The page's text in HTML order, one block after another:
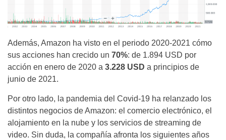
Además, Amazon ha visto en el periodo 2020-2021 cómo
sus acciones han crecido un 70%: de 1.894 USD por
acción en enero de 2020 a 3.228 USD a principios de
junio de 2021.
Por otro lado, la pandemia del Covid-19 ha relanzado los
distintos negocios de Amazon: el comercio electrónico, el
alojamiento en la nube y los servicios de streaming de
video. Sin duda, la compañía afronta los siguientes años